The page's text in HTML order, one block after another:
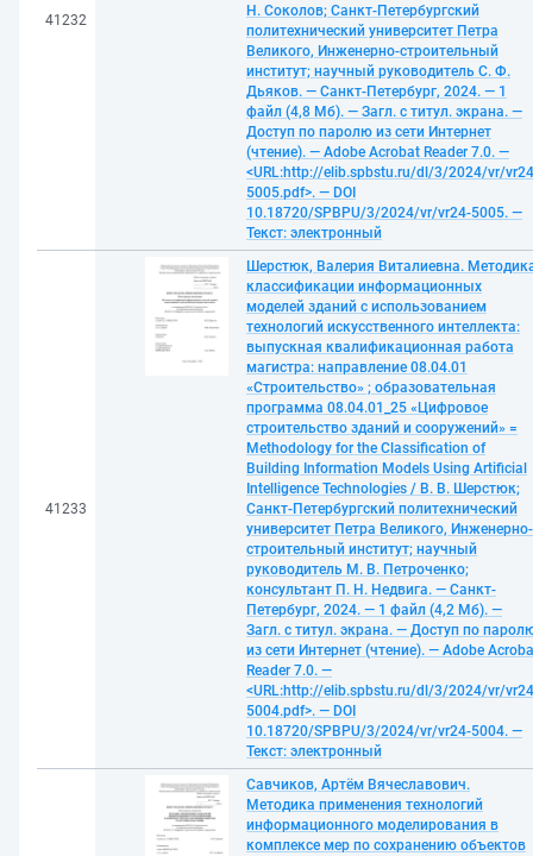
41232
Н. Соколов; Санкт-Петербургский
политехнический университет Петра
Великого, Инженерно-строительный
институт; научный руководитель С. Ф.
Дьяков. — Санкт-Петербург, 2024. — 1
файл (4,8 Мб). — Загл. с титул. экрана. —
Доступ по паролю из сети Интернет
(чтение). — Adobe Acrobat Reader 7.0. —
<URL:http://elib.spbstu.ru/dl/3/2024/vr/
5005.pdf>. — DOI
10.18720/SPBPU/3/2024/vr/vr24-5005. —
Текст: электронный
41233
Шерстюк, Валерия Виталиевна.
классификации информационных
моделей зданий с использованием
технологий искусственного интеллекта:
выпускная квалификационная работа
магистра: направление 08.04.01
«Строительство» ; образовательная
программа 08.04.01_25 «Цифровое
строительство зданий и сооружений» =
Methodology for the Classification of
Building Information Models Using Artificial
Intelligence Technologies / В. В. Шерстюк;
Санкт-Петербургский политехнический
университет Петра Великого, Инженерно-
строительный институт; научный
руководитель М. В. Петроченко;
консультант П. Н. Недвига. — Санкт-
Петербург, 2024. — 1 файл (4,2 Мб). —
Загл. с титул. экрана. — Доступ по
из сети Интернет (чтение). — Adobe
Reader 7.0. —
<URL:http://elib.spbstu.ru/dl/3/2024/vr/
5004.pdf>. — DOI
10.18720/SPBPU/3/2024/vr/vr24-5004. —
Текст: электронный
Савчиков, Артём Вячеславович.
Методика применения технологий
информационного моделирования в
комплексе мер по сохранению объектов